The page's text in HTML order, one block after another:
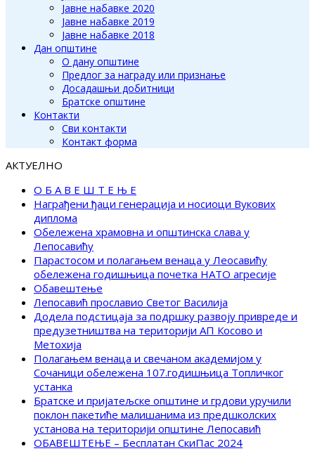
Јавне набавке 2020
Јавне набавке 2019
Јавне набавке 2018
Дан општине
О дану општине
Предлог за награду или признање
Досадашњи добитници
Братске општине
Контакти
Сви контакти
Контакт форма
АКТУЕЛНО
О Б А В Е Ш Т Е Њ Е
Награђени ђаци генерација и носиоци Вукових
диплома
Обележена храмовна и општинска слава у
Лепосавићу
Парастосом и полагањем венаца у Леосавићу
обележена годишњица почетка НАТО агресије
Обавештење
Лепосавић прославио Светог Василија
Додела подстицаја за подршку развоју привреде и
предузетништва на територији АП Косово и
Метохија
Полагањем венаца и свечаном академијом у
Сочаници обележена 107.годишњица Топличког
устанка
Братске и пријатељске општине и грдови уручили
поклон пакетиће малишанима из предшколских
установа на територији општине Лепосавић
ОБАВЕШТЕЊЕ – Бесплатан СкиПас 2024